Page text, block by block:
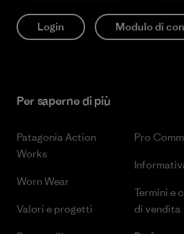
Login Modulo di
Per saperne di più
Patagonia Action
Works
Worn Wear
Valori e progetti
Pro
Termini e
di vendita